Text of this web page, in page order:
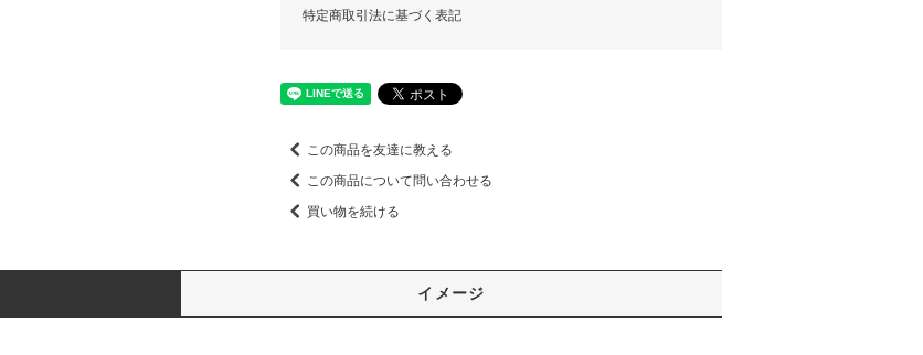
特定商取引法に基づく表記
この商品を友達に教える
この商品について問い合わせる
買い物を続ける
イメージ